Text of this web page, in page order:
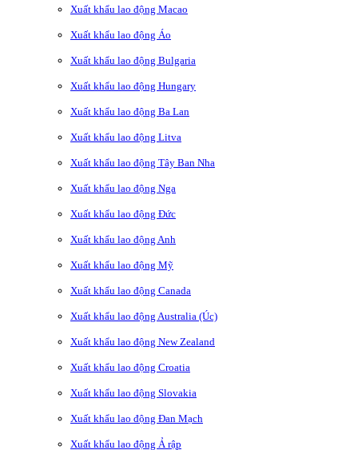
Xuất khẩu lao động Macao
Xuất khẩu lao động Áo
Xuất khẩu lao động Bulgaria
Xuất khẩu lao động Hungary
Xuất khẩu lao động Ba Lan
Xuất khẩu lao động Litva
Xuất khẩu lao động Tây Ban Nha
Xuất khẩu lao động Nga
Xuất khẩu lao động Đức
Xuất khẩu lao động Anh
Xuất khẩu lao động Mỹ
Xuất khẩu lao động Canada
Xuất khẩu lao động Australia (Úc)
Xuất khẩu lao động New Zealand
Xuất khẩu lao động Croatia
Xuất khẩu lao động Slovakia
Xuất khẩu lao động Đan Mạch
Xuất khẩu lao động Ả rập